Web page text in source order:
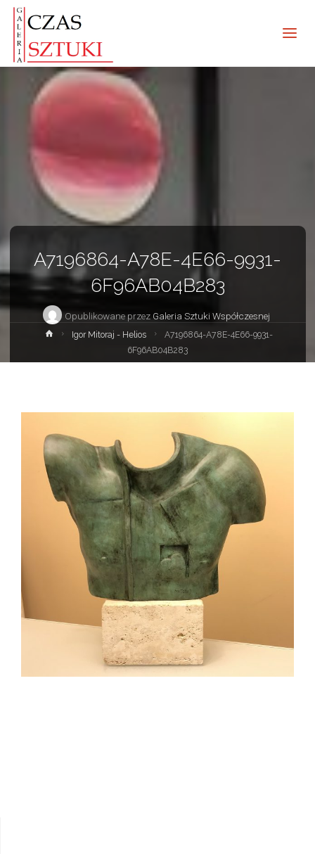
A7196864-A78E-4E66-9931-
6F96AB04B283
Opublikowane przez Galeria Sztuki Współczesnej
StronaIgor Mitoraj - Helios
A7196864-A78E-4E66-9931-
6F96AB04B283